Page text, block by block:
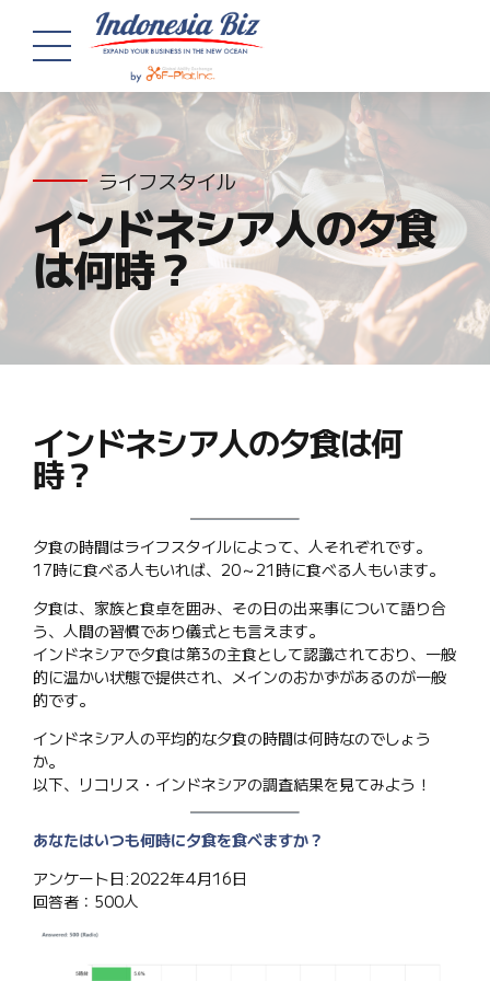
ライフスタイル
インドネシア人の夕食
は何時？
インドネシア人の夕食は何
時？
夕食の時間はライフスタイルによって、人それぞれです。
17時に食べる人もいれば、20～21時に食べる人もいます。
夕食は、家族と食卓を囲み、その日の出来事について語り合
う、人間の習慣であり儀式とも言えます。
インドネシアで夕食は第3の主食として認識されており、一般
的に温かい状態で提供され、メインのおかずがあるのが一般
的です。
インドネシア人の平均的な夕食の時間は何時なのでしょう
か。
以下、リコリス・インドネシアの調査結果を見てみよう！
あなたはいつも何時に夕食を食べますか？
アンケート日:2022年4月16日
回答者：500人